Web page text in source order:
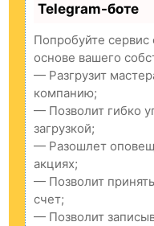
Telegram-боте
Попробуйте
основе вашего
— Разгрузит
компанию;
— Позволит гибко
загрузкой;
— Разошлет
акциях;
— Позволит
счет;
— Позволит